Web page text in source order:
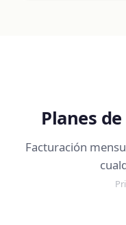
Planes
Facturación